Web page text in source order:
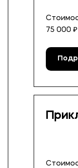
75 000 ₽